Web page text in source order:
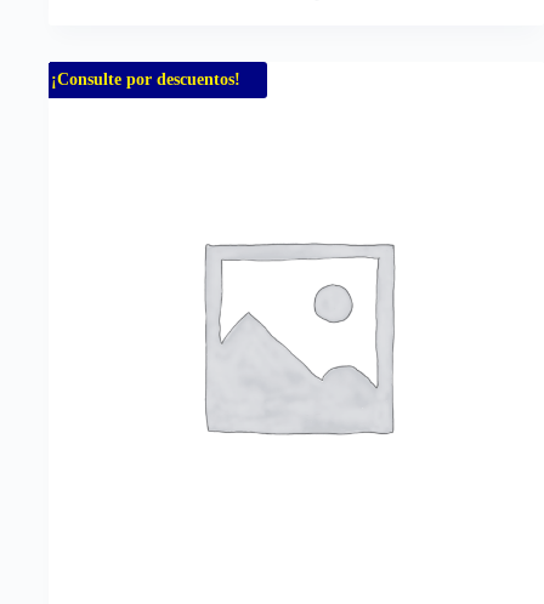
¡Consulte por descuentos!